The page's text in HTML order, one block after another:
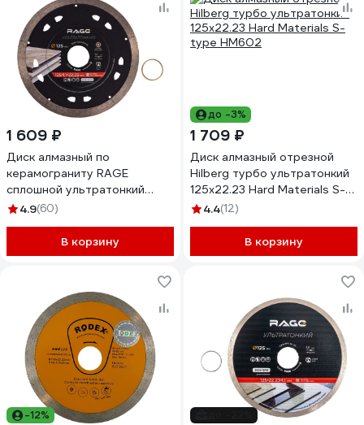
1 609 ₽
Диск алмазный по
керамограниту RAGE
сплошной ультратонкий
NON-STOP CUT 125 мм
4.9(60)
В корзину
до -3%
1 709 ₽
Диск алмазный отрезной
Hilberg турбо ультратонкий
125x22.23 Hard Materials S-
type HM602
4.4(12)
В корзину
-12%